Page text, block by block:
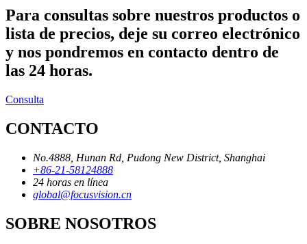
Para consultas sobre nuestros productos o
lista de precios, deje su correo electrónico
y nos pondremos en contacto dentro de
las 24 horas.
Consulta
CONTACTO
No.4888, Hunan Rd, Pudong New District, Shanghai
+86-21-58124888
24 horas en línea
global@focusvision.cn
SOBRE NOSOTROS